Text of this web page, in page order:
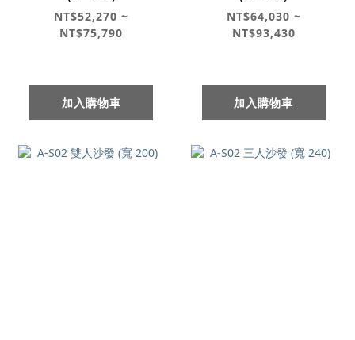
NT$52,270 ~
NT$75,790
加入購物車
NT$64,030 ~
NT$93,430
加入購物車